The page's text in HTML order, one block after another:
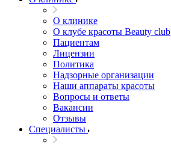
О клинике
О клубе красоты Beauty club
Пациентам
Лицензии
Политика
Надзорные организации
Наши аппараты красоты
Вопросы и ответы
Вакансии
Отзывы
Специалисты